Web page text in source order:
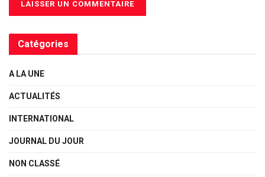
Catégories
A LA UNE
ACTUALITÉS
INTERNATIONAL
JOURNAL DU JOUR
NON CLASSÉ